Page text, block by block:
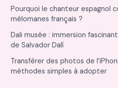
Pourquoi le chanteur espagnol
mélomanes français ?
Dali musée : immersion
de Salvador Dalí
Transférer des photos de
méthodes simples à adopter